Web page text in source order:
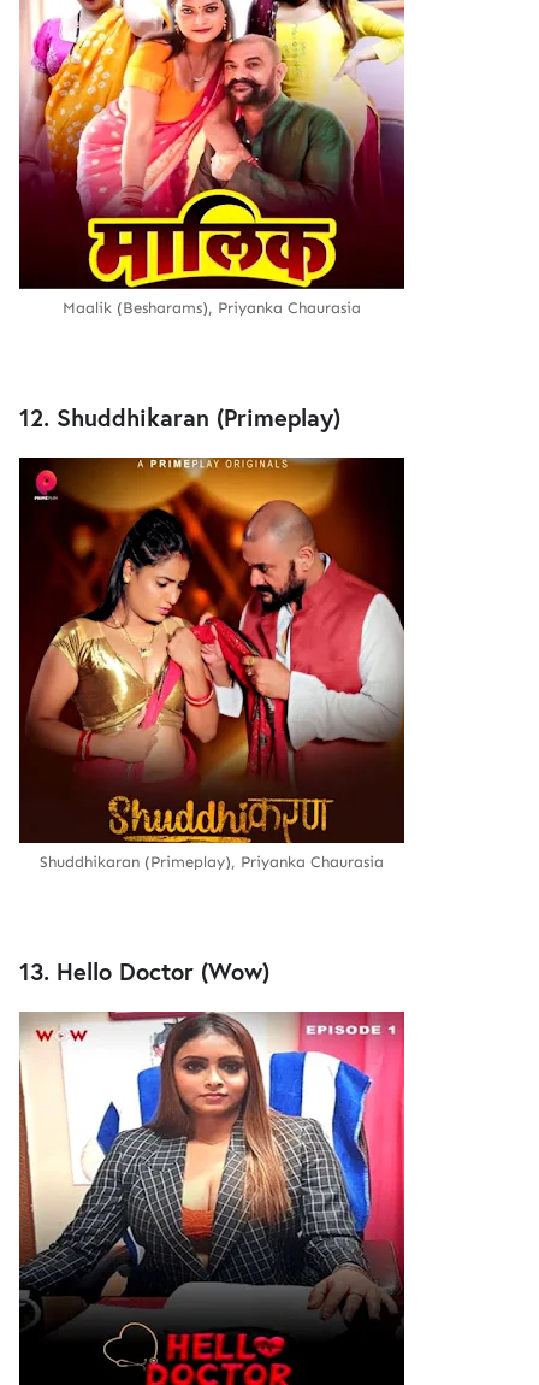
Maalik (Besharams), Priyanka Chaurasia
12. Shuddhikaran (Primeplay)
Shuddhikaran (Primeplay), Priyanka Chaurasia
13. Hello Doctor (Wow)